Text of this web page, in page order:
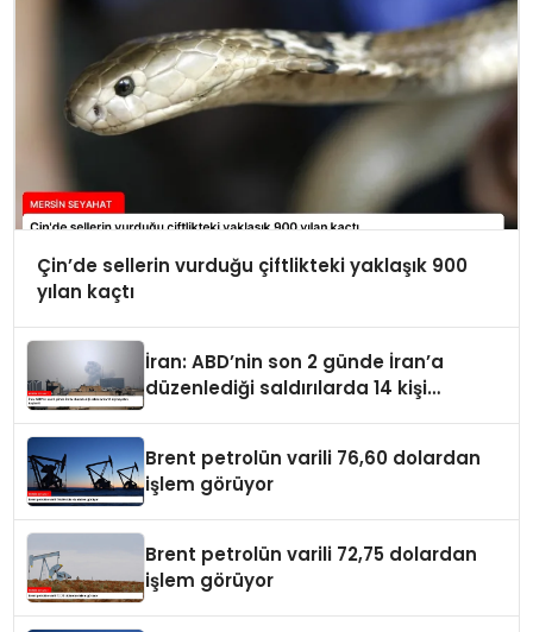
Çin’de sellerin vurduğu çiftlikteki yaklaşık 900
yılan kaçtı
İran: ABD’nin son 2 günde İran’a
düzenlediği saldırılarda 14 kişi
Brent petrolün varili 76,60 dolardan
işlem görüyor
Brent petrolün varili 72,75 dolardan
işlem görüyor